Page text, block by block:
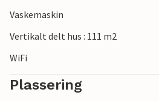
Vaskemaskin
Vertikalt delt hus : 111 m2
WiFi
Plassering